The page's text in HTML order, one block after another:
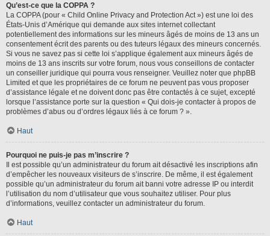
Qu’est-ce que la COPPA ?
La COPPA (pour « Child Online Privacy and Protection Act ») est une loi des
États-Unis d’Amérique qui demande aux sites internet collectant
potentiellement des informations sur les mineurs âgés de moins de 13 ans un
consentement écrit des parents ou des tuteurs légaux des mineurs concernés.
Si vous ne savez pas si cette loi s’applique également aux mineurs âgés de
moins de 13 ans inscrits sur votre forum, nous vous conseillons de contacter
un conseiller juridique qui pourra vous renseigner. Veuillez noter que phpBB
Limited et que les propriétaires de ce forum ne peuvent pas vous proposer
d’assistance légale et ne doivent donc pas être contactés à ce sujet, excepté
lorsque l’assistance porte sur la question « Qui dois-je contacter à propos de
problèmes d’abus ou d’ordres légaux liés à ce forum ? ».
Haut
Pourquoi ne puis-je pas m’inscrire ?
Il est possible qu’un administrateur du forum ait désactivé les inscriptions afin
d’empêcher les nouveaux visiteurs de s’inscrire. De même, il est également
possible qu’un administrateur du forum ait banni votre adresse IP ou interdit
l’utilisation du nom d’utilisateur que vous souhaitez utiliser. Pour plus
d’informations, veuillez contacter un administrateur du forum.
Haut